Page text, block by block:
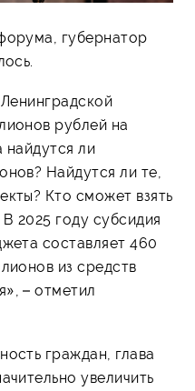
губернатор
рублей на
найдутся ли
Найдутся ли те,
Кто сможет взять
2025 году субсидия
составляет 460
из средств
– отметил
граждан, глава
увеличить